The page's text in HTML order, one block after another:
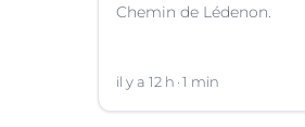
Chemin de Lédenon.
il y a 12 h 1 min